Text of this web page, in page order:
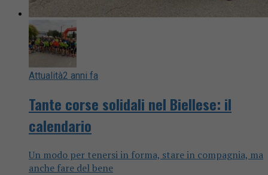
Attualità2 anni fa
Tante corse solidali nel Biellese: il
calendario
Un modo per tenersi in forma, stare in compagnia, ma
anche fare del bene